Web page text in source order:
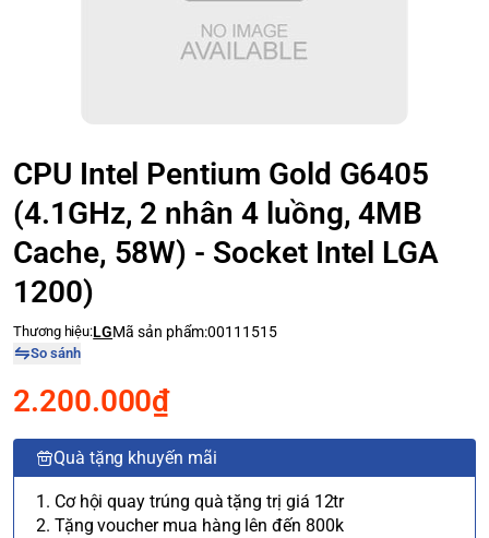
CPU Intel Pentium Gold G6405
(4.1GHz, 2 nhân 4 luồng, 4MB
Cache, 58W) - Socket Intel LGA
1200)
Thương hiệu:LGMã sản phẩm:00111515
So sánh
2.200.000₫
Quà tặng khuyến mãi
1. Cơ hội quay trúng quà tặng trị giá 12tr
2. Tặng voucher mua hàng lên đến 800k